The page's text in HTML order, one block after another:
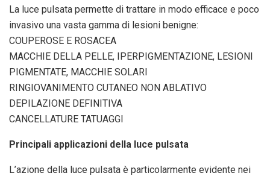
La luce pulsata permette di trattare in modo efficace e poco
invasivo una vasta gamma di lesioni benigne:
COUPEROSE E ROSACEA
MACCHIE DELLA PELLE, IPERPIGMENTAZIONE, LESIONI
PIGMENTATE, MACCHIE SOLARI
RINGIOVANIMENTO CUTANEO NON ABLATIVO
DEPILAZIONE DEFINITIVA
CANCELLATURE TATUAGGI
Principali applicazioni della luce pulsata
L’azione della luce pulsata è particolarmente evidente nei